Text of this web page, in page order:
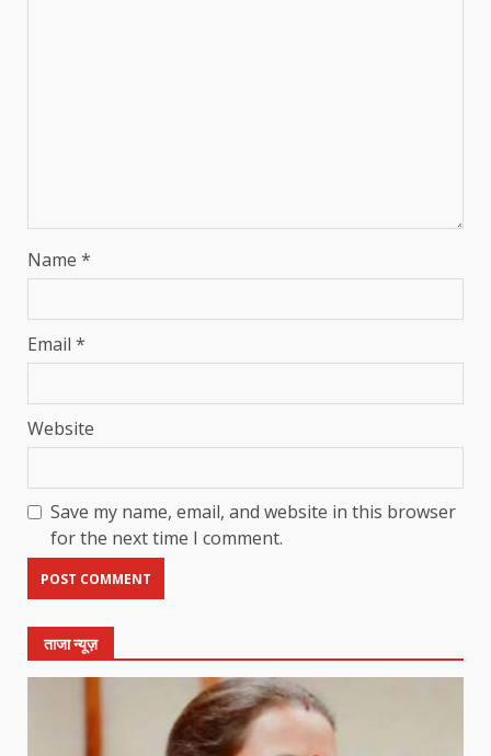
Name *
Email *
Website
Save my name, email, and website in this browser
for the next time I comment.
ताजा न्यूज़